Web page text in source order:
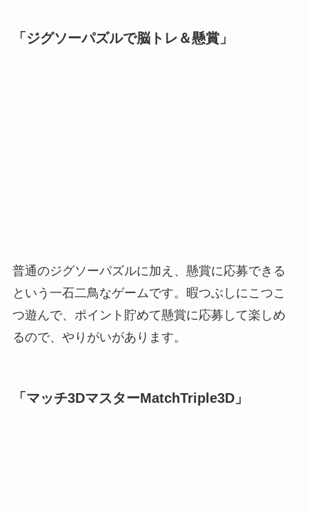
「ジグソーパズルで脳トレ＆懸賞」
普通のジグソーパズルに加え、懸賞に応募できる
という一石二鳥なゲームです。暇つぶしにこつこ
つ遊んで、ポイント貯めて懸賞に応募して楽しめ
るので、やりがいがあります。
「マッチ3DマスターMatchTriple3D」